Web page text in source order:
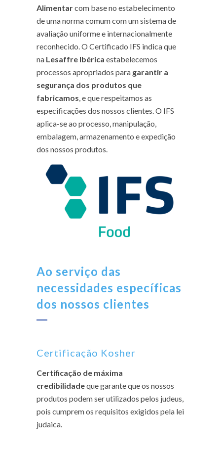
Alimentarcom base no estabelecimento
de uma norma comum com um sistema de
avaliação uniforme e internacionalmente
reconhecido. O Certificado IFS indica que
na Lesaffre Ibérica estabelecemos
processos apropriados para garantir a
segurança dos produtos que
fabricamos , e que respeitamos as
especificações dos nossos clientes. O IFS
aplica-se ao processo, manipulação,
embalagem, armazenamento e expedição
dos nossos produtos.
Ao serviço das
necessidades específicas
dos nossos clientes
Certificação Kosher
Certificação de máxima
credibilidadeque garante que os nossos
produtos podem ser utilizados pelos judeus,
pois cumprem os requisitos exigidos pela lei
judaica.